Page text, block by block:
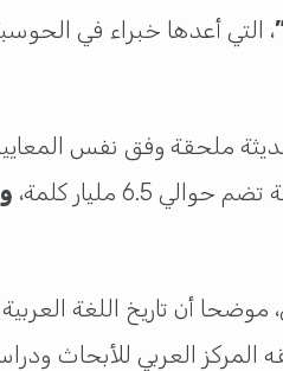
، التي أعدها خبراء في
6.5 مليار كلمة،
موضحا أن تاريخ اللغة
العربي للأبحاث